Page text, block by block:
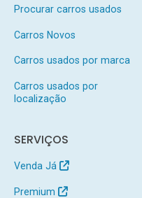
Procurar carros usados
Carros Novos
Carros usados por marca
Carros usados por
localização
SERVIÇOS
Venda Já
Premium